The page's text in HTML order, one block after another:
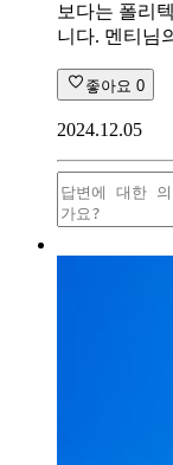
보다는 폴리
니다. 멘티님
좋아요 0
2024.12.05